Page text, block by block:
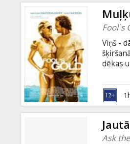
Fool`s
Viņš -
dēkas
uzietas
Ask